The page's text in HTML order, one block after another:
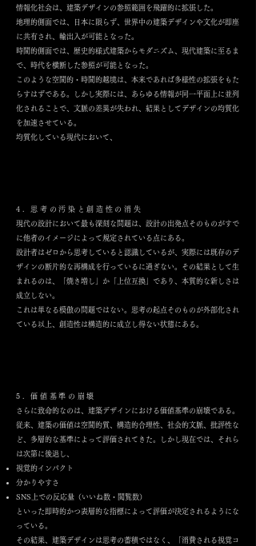
情報化社会は、建築デザインの参照範囲を飛躍的に拡張した。
地理的側面では、日本に限らず、世界中の建築デザインや文化が即座
に共有され、輸出入が可能となった。
時間的側面では、歴史的様式建築からモダニズム、現代建築に至るま
で、時代を横断した参照が可能となった。
このような空間的・時間的越境は、本来であれば多様性の拡張をもた
らすはずである。しかし実際には、あらゆる情報が同一平面上に並列
化されることで、文脈の差異が失われ、結果としてデザインの均質化
を加速させている。
均質化している現代において、
4. 思考の汚染と創造性の消失
現代の設計において最も深刻な問題は、設計の出発点そのものがすで
に他者のイメージによって規定されている点にある。
設計者はゼロから思考していると認識しているが、実際には既存のデ
ザインの断片的な再構成を行っているに過ぎない。その結果として生
まれるのは、「焼き増し」か「上位互換」であり、本質的な新しさは
成立しない。
これは単なる模倣の問題ではない。思考の起点そのものが外部化され
ている以上、創造性は構造的に成立し得ない状態にある。
5. 価値基準の崩壊
さらに致命的なのは、建築デザインにおける価値基準の崩壊である。
従来、建築の価値は空間的質、構造的合理性、社会的文脈、批評性な
ど、多層的な基準によって評価されてきた。しかし現在では、それら
は次第に後退し、
視覚的インパクト
分かりやすさ
SNS上での反応量（いいね数・閲覧数）
といった即時的かつ表層的な指標によって評価が決定されるようにな
っている。
その結果、建築デザインは思考の蓄積ではなく、「消費される視覚コ